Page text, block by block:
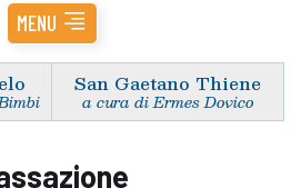
MENU
San Gaetano Thiene
a cura di Ermes Dovico